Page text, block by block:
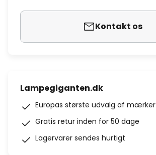
Kontakt os
Lampegiganten.dk
Europas største udvalg af mærker
Gratis retur inden for 50 dage
Lagervarer sendes hurtigt